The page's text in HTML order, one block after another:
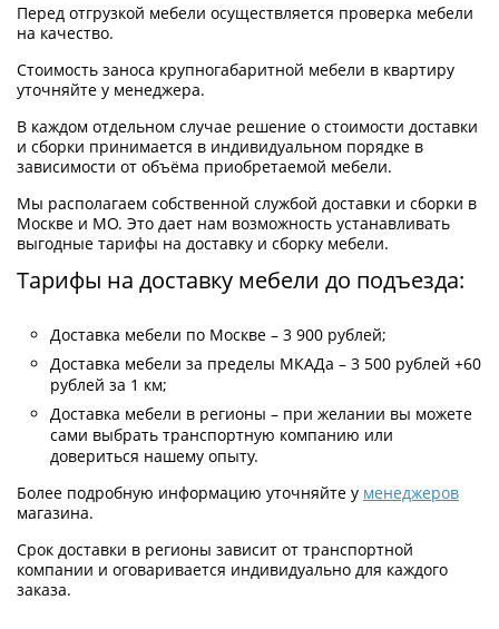
Перед отгрузкой мебели осуществляется проверка мебели
на качество.
Стоимость заноса крупногабаритной мебели в квартиру
уточняйте у менеджера.
В каждом отдельном случае решение о стоимости доставки
и сборки принимается в индивидуальном порядке в
зависимости от объёма приобретаемой мебели.
Мы располагаем собственной службой доставки и сборки в
Москве и МО. Это дает нам возможность устанавливать
выгодные тарифы на доставку и сборку мебели.
Тарифы на доставку мебели до подъезда:
Доставка мебели по Москве – 3 900 рублей;
Доставка мебели за пределы МКАДа – 3 500 рублей +60
рублей за 1 км;
Доставка мебели в регионы – при желании вы можете
сами выбрать транспортную компанию или
довериться нашему опыту.
Более подробную информацию уточняйте у менеджеров
магазина.
Срок доставки в регионы зависит от транспортной
компании и оговаривается индивидуально для каждого
заказа.